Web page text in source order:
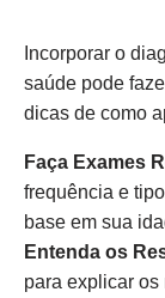
Incorporar o
saúde pode
dicas de como
Faça Exames
frequência e
base em sua
Entenda os
para explicar